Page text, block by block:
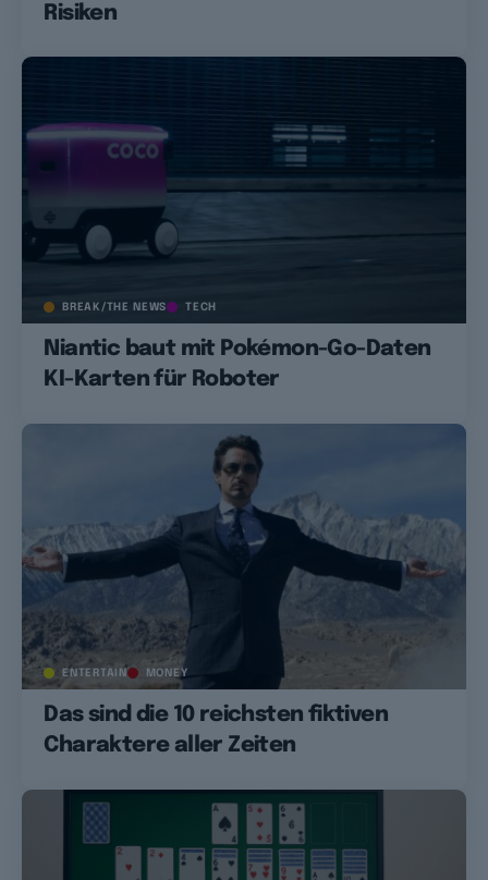
Risiken
BREAK/THE NEWS TECH
Niantic baut mit Pokémon-Go-Daten
KI-Karten für Roboter
ENTERTAIN MONEY
Das sind die 10 reichsten fiktiven
Charaktere aller Zeiten